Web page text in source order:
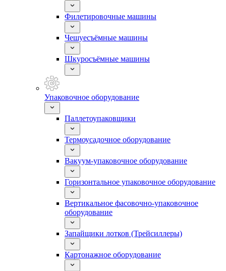
Филетировочные машины
Чешуесъёмные машины
Шкуросъёмные машины
Упаковочное оборудование
Паллетоупаковщики
Термоусадочное оборудование
Вакуум-упаковочное оборудование
Горизонтальное упаковочное оборудование
Вертикальное фасовочно-упаковочное
оборудование
Запайщики лотков (Трейсиллеры)
Картонажное оборудование